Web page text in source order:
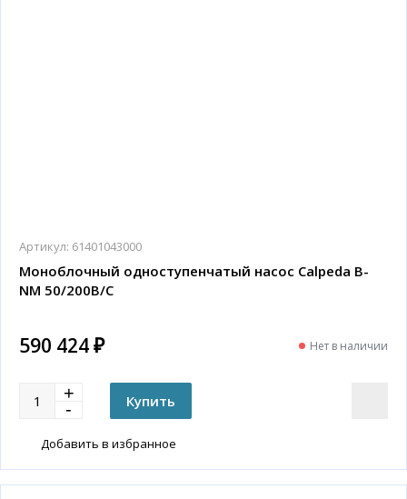
Артикул: 61401043000
Моноблочный одноступенчатый насос Calpeda B-
NM 50/200B/C
590 424 ₽ Нет в наличии
Добавить в избранное